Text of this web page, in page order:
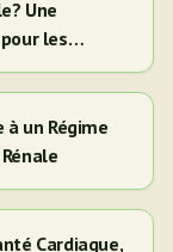
Une
les
un Régime
Cardiaque,